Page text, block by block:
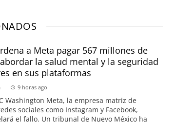
a Meta pagar 567 millones de
la salud mental y la seguridad
en sus plataformas
9 horas ago
Washington Meta, la empresa matriz de
sociales como Instagram y Facebook,
el fallo. Un tribunal de Nuevo México ha